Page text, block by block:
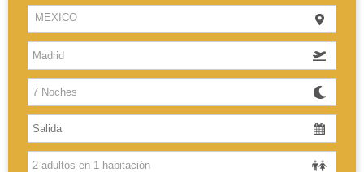
Hoteles
Vuelos
El Caribe
Europa
Africa
MEXICO